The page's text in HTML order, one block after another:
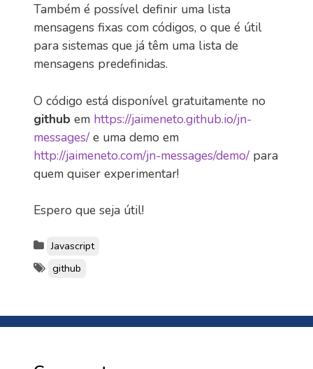
Também é possível definir uma lista
mensagens fixas com códigos, o que é útil
para sistemas que já têm uma lista de
mensagens predefinidas.
O código está disponível gratuitamente no
github em https://jaimeneto.github.io/jn-
messages/ e uma demo em
http://jaimeneto.com/jn-messages/demo/ para
quem quiser experimentar!
Espero que seja útil!
Javascript
github